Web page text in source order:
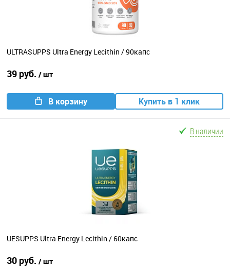
ULTRASUPPS Ultra Energy Lecithin / 90капс
39 руб. / шт
В корзину Купить в 1 клик
В наличии
UESUPPS Ultra Energy Lecithin / 60капс
30 руб. / шт